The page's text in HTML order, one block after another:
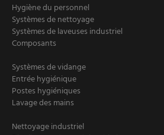
Hygiène du personnel
Systèmes de nettoyage
Systèmes de laveuses industriel
Composants
Systèmes de vidange
Entrée hygiénique
Postes hygiéniques
Lavage des mains
Nettoyage industriel